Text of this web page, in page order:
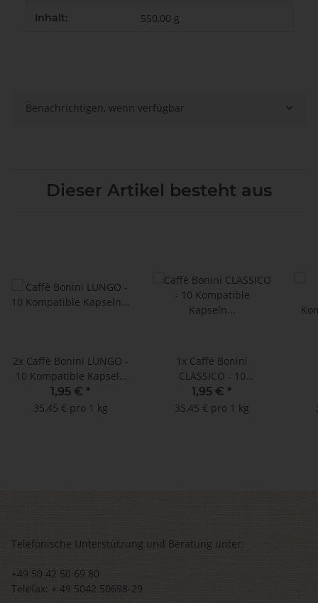
Inhalt: 550,00 g
Benachrichtigen, wenn verfügbar
Dieser Artikel besteht aus
2x Caffè Bonini LUNGO -
10 Kompatible Kapseln
Nespresso ®*
1,95 € *
35,45 € pro 1 kg
1x Caffè Bonini
CLASSICO - 10
Kompatible Kapseln
Nespresso ®*
1,95 € *
35,45 € pro 1 kg
Telefonische Unterstützung und Beratung unter:
+49 50 42 50 69 80
Telefax: + 49 5042 50698-29